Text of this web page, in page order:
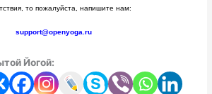
то пожалуйста, напишите нам:
support@openyoga.ru
Йогой: